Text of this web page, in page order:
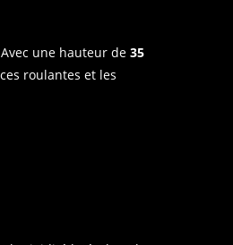
une hauteur de 35
roulantes et les